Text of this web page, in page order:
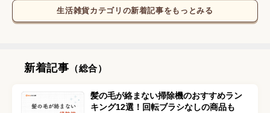
生活雑貨カテゴリの新着記事をもっとみる
新着記事 （総合）
髪の毛が絡まない掃除機のおすすめラン
キング12選！回転ブラシなしの商品も